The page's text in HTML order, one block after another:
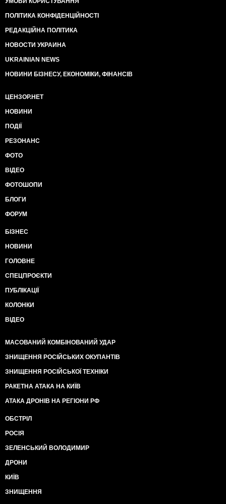
ПОЛІТИКА КОНФІДЕНЦІЙНОСТІ
РЕДАКЦІЙНА ПОЛІТИКА
НОВОСТИ УКРАИНА
UKRAINIAN NEWS
НОВИНИ БІЗНЕСУ, ЕКОНОМІКИ, ФІНАНСІВ
ЦЕНЗОР.НЕТ
НОВИНИ
ПОДІЇ
РЕЗОНАНС
ФОТО
ВІДЕО
ФОТОШОПИ
БЛОГИ
ФОРУМ
БІЗНЕС
НОВИНИ
ГОЛОВНЕ
СПЕЦПРОЄКТИ
ПУБЛІКАЦІЇ
КОЛОНКИ
ВІДЕО
МАСОВАНИЙ КОМБІНОВАНИЙ УДАР
ЗНИЩЕННЯ РОСІЙСЬКИХ ОКУПАНТІВ
ЗНИЩЕННЯ РОСІЙСЬКОЇ ТЕХНІКИ
РАКЕТНА АТАКА НА КИЇВ
АТАКА ДРОНІВ НА РЕГІОНИ РФ
ОБСТРІЛ
РОСІЯ
ЗЕЛЕНСЬКИЙ ВОЛОДИМИР
ДРОНИ
КИЇВ
ЗНИЩЕННЯ